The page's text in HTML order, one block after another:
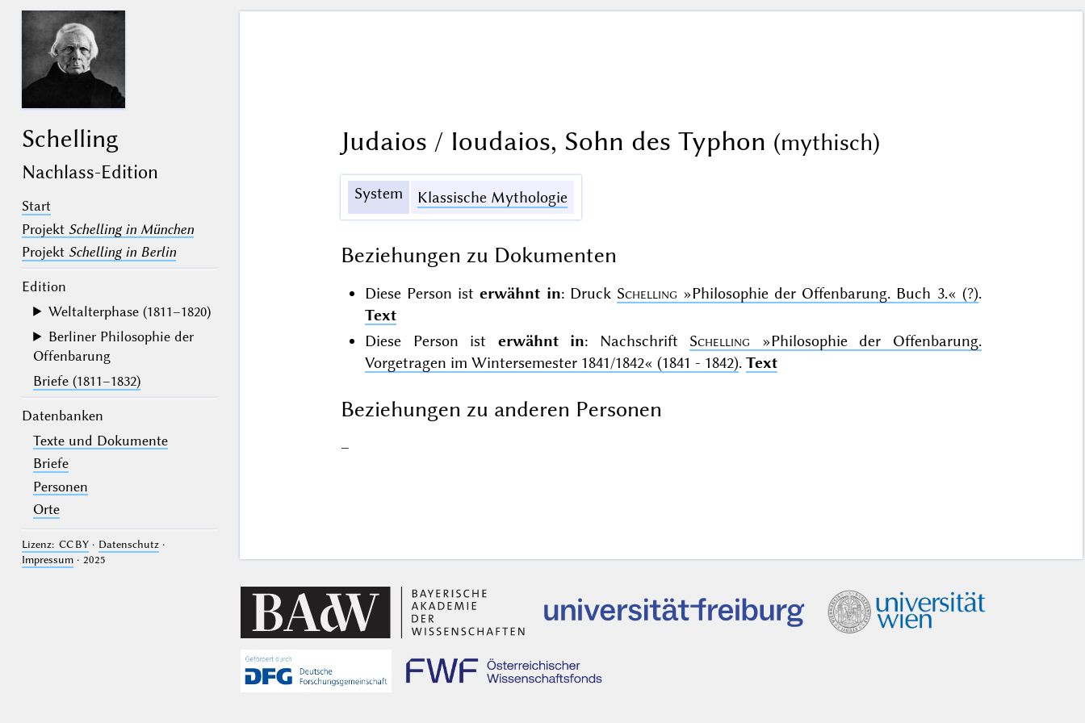
Schelling
Nachlass-Edition
Start
Projekt Schelling in München
Projekt Schelling in Berlin
Edition
Weltalterphase (1811–1820)
Berliner Philosophie der
Offenbarung
Briefe (1811–1832)
Datenbanken
Texte und Dokumente
Briefe
Personen
Orte
Lizenz: CC BY· Datenschutz·
Impressum· 2025
Judaios / Ioudaios, Sohn des Typhon (mythisch)
System Klassische Mythologie
Beziehungen zu Dokumenten
Diese Person isterwähnt in: Druck Schelling »Philosophie der Offenbarung. Buch 3.« (?).
Text
Diese Person ist erwähnt in: Nachschrift Schelling
»Philosophie der Offenbarung.
Vorgetragen im Wintersemester 1841/1842« (1841 - 1842). Text
Beziehungen zu anderen Personen
–